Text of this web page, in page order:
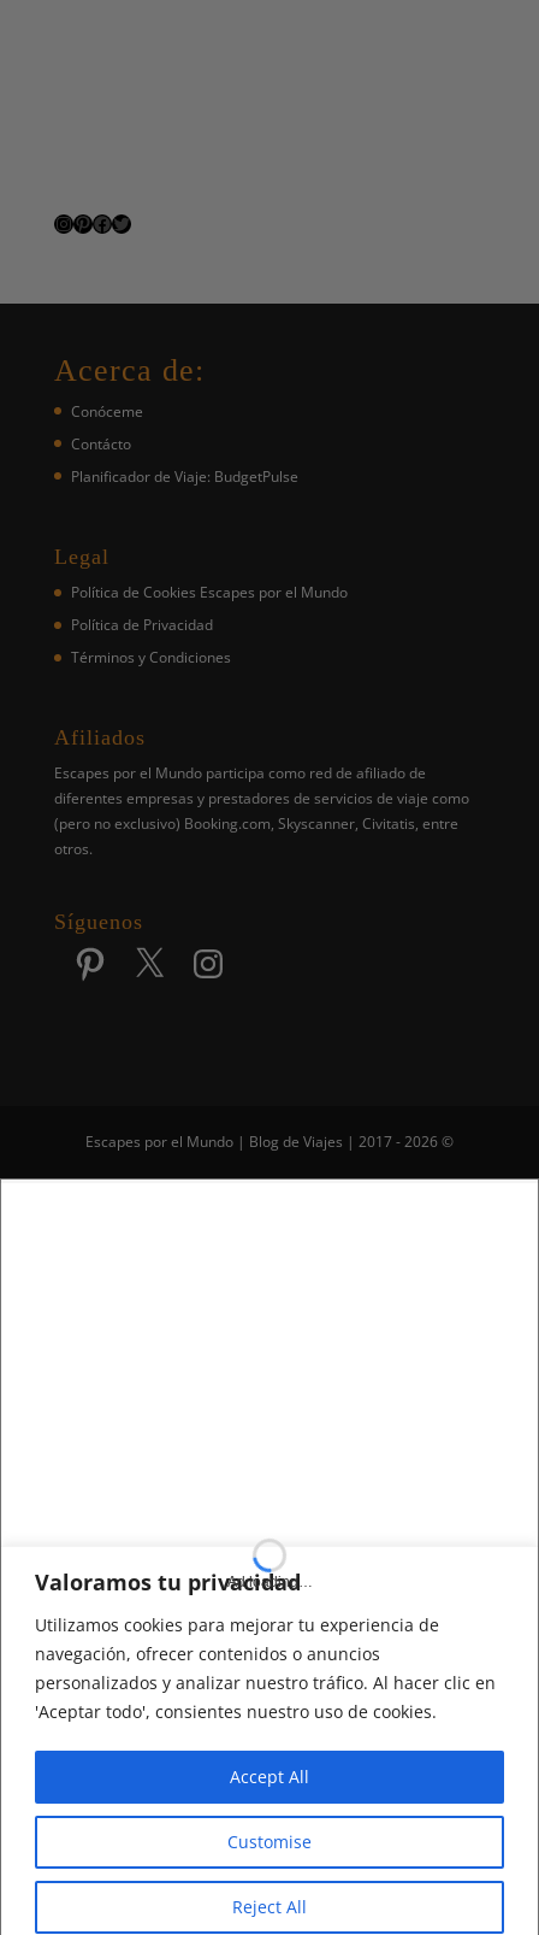
Valoramos tu privacidad
Utilizamos cookies para mejorar tu experiencia de
navegación, ofrecer contenidos o anuncios
personalizados y analizar nuestro tráfico. Al hacer clic en
'Aceptar todo', consientes nuestro uso de cookies.
Customise
Reject All
Accept All
Instagram
Pinterest
Facebook
Twitter
Acerca de:
Conóceme
Contácto
Planificador de Viaje: BudgetPulse
Legal
Política de Cookies Escapes por el Mundo
Política de Privacidad
Términos y Condiciones
Afiliados
Escapes por el Mundo participa como red de afiliado de
diferentes empresas y prestadores de servicios de viaje como
(pero no exclusivo) Booking.com, Skyscanner, Civitatis, entre
otros.
Síguenos
Pinterest Instagram
Escapes por el Mundo | Blog de Viajes | 2017 - 2026 ©